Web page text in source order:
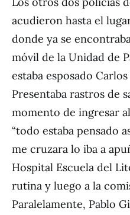
acudieron hasta el
donde ya se
móvil de la Unidad de
estaba esposado
Presentaba rastros de
momento de ingresar
“todo estaba pensado
me cruzara lo iba a
Hospital Escuela del
rutina y luego a la
Paralelamente, Pablo